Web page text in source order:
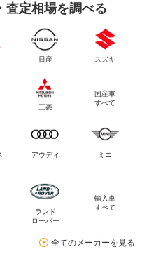
査定相場を調べる
日産 スズキ
三菱
国産車
すべて
アウディ ミニ
ランド
ローバー
輸入車
すべて
全てのメーカーを見る